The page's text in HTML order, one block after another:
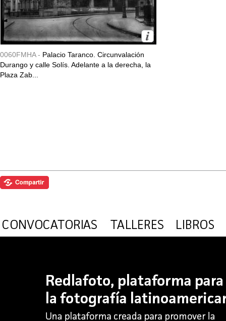
0060FMHA - Palacio Taranco. Circunvalación
Durango y calle Solís. Adelante a la derecha, la
Plaza Zab...